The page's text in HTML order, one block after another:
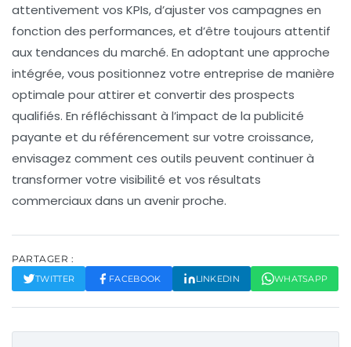
attentivement vos KPIs, d’ajuster vos campagnes en
fonction des performances, et d’être toujours attentif
aux tendances du marché. En adoptant une approche
intégrée, vous positionnez votre entreprise de manière
optimale pour attirer et convertir des prospects
qualifiés. En réfléchissant à l’impact de la publicité
payante et du référencement sur votre croissance,
envisagez comment ces outils peuvent continuer à
transformer votre visibilité et vos résultats
commerciaux dans un avenir proche.
PARTAGER :
TWITTER FACEBOOK LINKEDIN WHATSAPP